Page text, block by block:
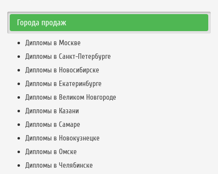
Города продаж
Дипломы в Москве
Дипломы в Санкт-Петербурге
Дипломы в Новосибирске
Дипломы в Екатеринбурге
Дипломы в Великом Новгороде
Дипломы в Казани
Дипломы в Самаре
Дипломы в Новокузнецке
Дипломы в Омске
Дипломы в Челябинске